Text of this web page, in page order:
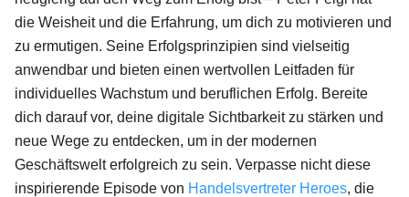
die Weisheit und die Erfahrung, um dich zu motivieren und
zu ermutigen. Seine Erfolgsprinzipien sind vielseitig
anwendbar und bieten einen wertvollen Leitfaden für
individuelles Wachstum und beruflichen Erfolg. Bereite
dich darauf vor, deine digitale Sichtbarkeit zu stärken und
neue Wege zu entdecken, um in der modernen
Geschäftswelt erfolgreich zu sein. Verpasse nicht diese
inspirierende Episode von Handelsvertreter Heroes, die